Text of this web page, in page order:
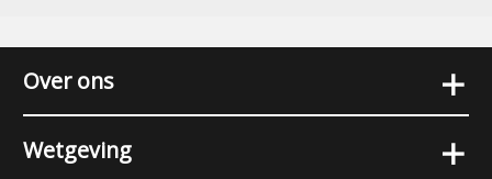
Over ons +
Wetgeving +